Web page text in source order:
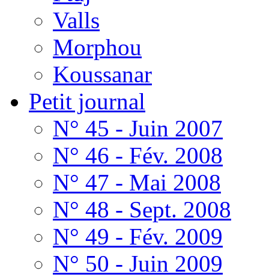
Valls
Morphou
Koussanar
Petit journal
N° 45 - Juin 2007
N° 46 - Fév. 2008
N° 47 - Mai 2008
N° 48 - Sept. 2008
N° 49 - Fév. 2009
N° 50 - Juin 2009